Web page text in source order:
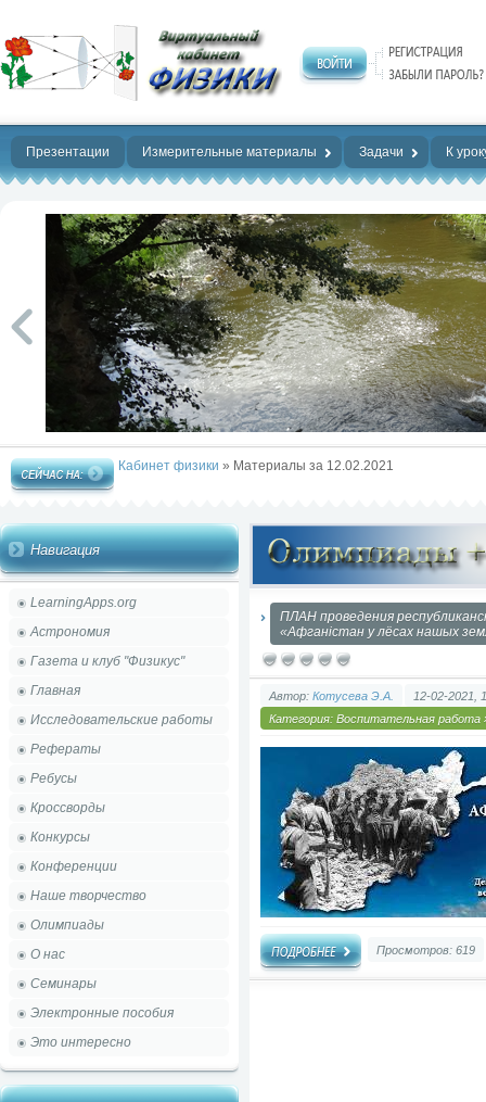
Нет предела
совершенству!
Презентации Измерительные материалы Задачи К
Кабинет физики » Материалы за 12.02.2021
Навигация
LearningApps.org
Астрономия
Газета и клуб "Физикус"
Главная
Исследовательские работы
Рефераты
Ребусы
Кроссворды
Конкурсы
Конференции
Наше творчество
Олимпиады
О нас
Семинары
Электронные пособия
Это интересно
ПЛАН проведения
«Афганістан у лёсах нашых
Автор: Котусева Э.А.
12-02-2021,
Категория: Воспитательная работа
Просмотров: 619